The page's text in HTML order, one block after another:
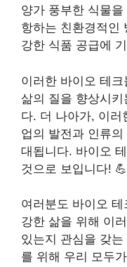
양가 풍부한 식물
항하는 친환경적인
강한 식품 공급에
이러한 바이오 테
삶의 질을 향상시
다. 더 나아가, 이러
업의 발전과 인류
대됩니다. 바이오
것으로 보입니다!
여러분도 바이오
강한 삶을 위해 이
있는지 관심을 갖
를 위해 우리 모두